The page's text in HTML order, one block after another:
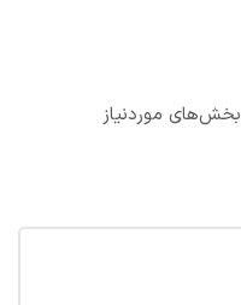
بخش‌های موردنیاز